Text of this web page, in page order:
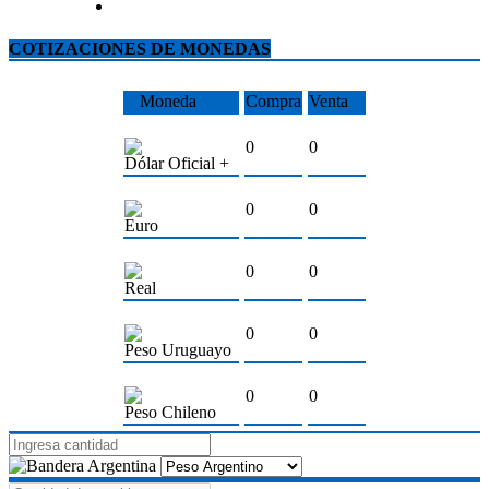
COTIZACIONES DE MONEDAS
Moneda Compra Venta
Dólar Oficial +
0 0
Euro
0 0
Real
0 0
Peso Uruguayo
0 0
Peso Chileno
0 0